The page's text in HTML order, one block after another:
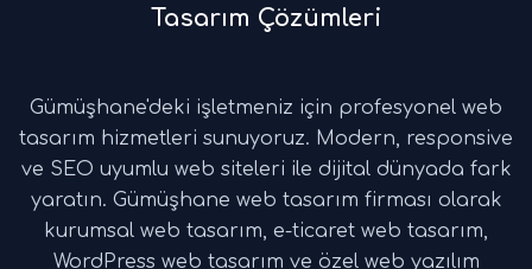
Tasarım Çözümleri
Gümüşhane'deki işletmeniz için profesyonel web
tasarım hizmetleri sunuyoruz. Modern, responsive
ve SEO uyumlu web siteleri ile dijital dünyada fark
yaratın. Gümüşhane web tasarım firması olarak
kurumsal web tasarım, e-ticaret web tasarım,
WordPress web tasarım ve özel web yazılım